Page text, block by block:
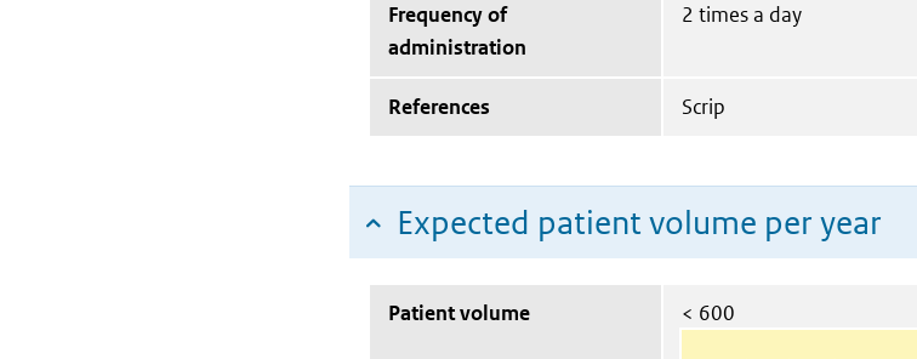
Frequency of
administration
2 times a day
References Scrip
Expected patient volume per year
Patient volume < 600